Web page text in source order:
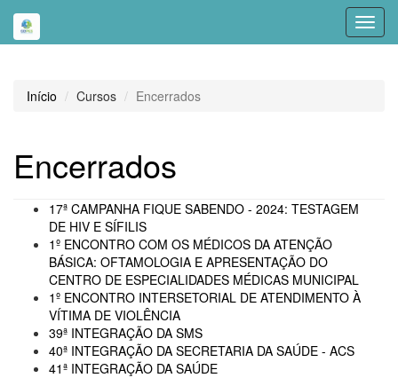
Início Cursos Encerrados
Encerrados
17ª CAMPANHA FIQUE SABENDO - 2024: TESTAGEM
DE HIV E SÍFILIS
1º ENCONTRO COM OS MÉDICOS DA ATENÇÃO
BÁSICA: OFTAMOLOGIA E APRESENTAÇÃO DO
CENTRO DE ESPECIALIDADES MÉDICAS MUNICIPAL
1º ENCONTRO INTERSETORIAL DE ATENDIMENTO À
VÍTIMA DE VIOLÊNCIA
39ª INTEGRAÇÃO DA SMS
40ª INTEGRAÇÃO DA SECRETARIA DA SAÚDE - ACS
41ª INTEGRAÇÃO DA SAÚDE